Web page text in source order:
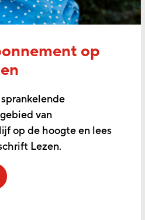
op
van
op de hoogte en lees
Lezen.